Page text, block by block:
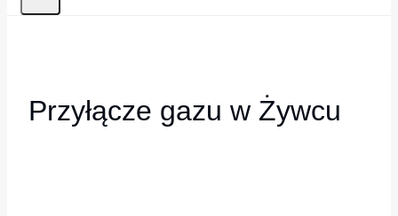
Przyłącze gazu w Żywcu